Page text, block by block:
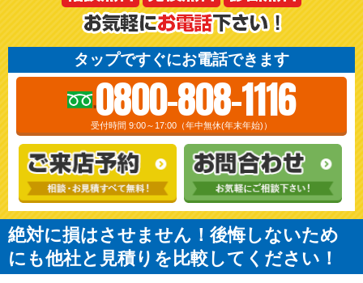
タップですぐにお電話できます
0800-808-1116
受付時間 9:00～17:00（年中無休(年末年始)）
絶対に損はさせません！後悔しないため
にも他社と見積りを比較してください！